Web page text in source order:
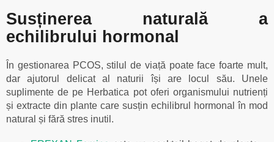
Susținerea naturală a
echilibrului hormonal
În gestionarea PCOS, stilul de viață poate face foarte mult,
dar ajutorul delicat al naturii își are locul său. Unele
suplimente de pe Herbatica pot oferi organismului nutrienți
și extracte din plante care susțin echilibrul hormonal în mod
natural și fără stres inutil.